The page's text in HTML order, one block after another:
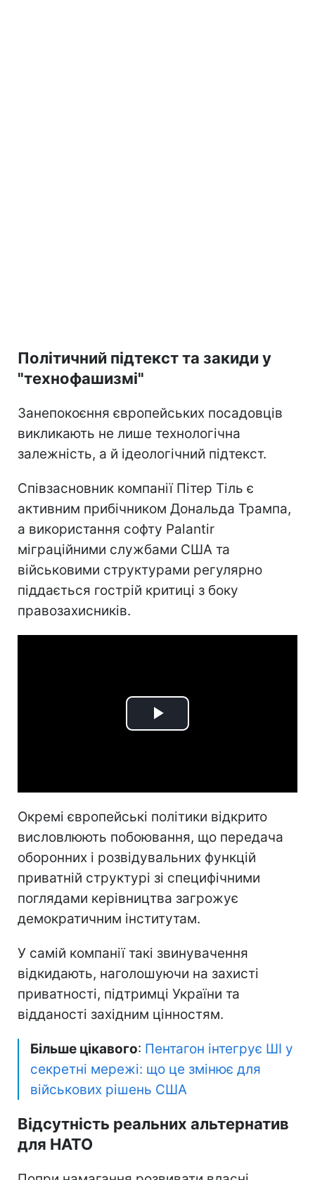
Політичний підтекст та закиди у
"технофашизмі"
Занепокоєння європейських посадовців
викликають не лише технологічна
залежність, а й ідеологічний підтекст.
Співзасновник компанії Пітер Тіль є
активним прибічником Дональда Трампа,
а використання софту Palantir
міграційними службами США та
військовими структурами регулярно
піддається гострій критиці з боку
правозахисників.
Play
Окремі європейські політики відкрито
висловлюють побоювання, що передача
оборонних і розвідувальних функцій
приватній структурі зі специфічними
поглядами керівництва загрожує
демократичним інститутам.
У самій компанії такі звинувачення
відкидають, наголошуючи на захисті
приватності, підтримці України та
відданості західним цінностям.
Більше цікавого: Пентагон інтегрує ШІ у
секретні мережі: що це змінює для
військових рішень США
Відсутність реальних альтернатив
для НАТО